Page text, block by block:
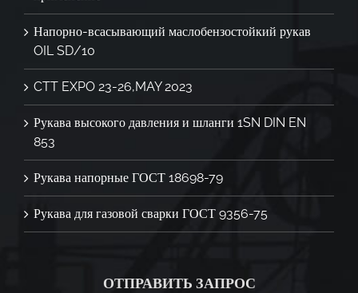
Напорно-всасывающий маслобензостойкий рукав
OIL SD/10
CTT EXPO 23-26,MAY 2023
Рукава высокого давления и шланги 1SN DIN EN
853
Рукава напорные ГОСТ 18698-79
Рукава для газовой сварки ГОСТ 9356-75
ОТПРАВИТЬ ЗАПРОС